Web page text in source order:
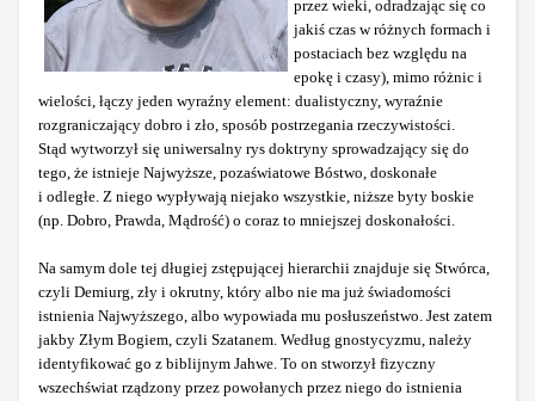
przez wieki, odradzając się co
jakiś czas w różnych formach i
postaciach bez względu na
epokę i czasy), mimo różnic i
wielości, łączy jeden wyraźny element: dualistyczny, wyraźnie
rozgraniczający dobro i zło, sposób postrzegania rzeczywistości.
Stąd wytworzył się uniwersalny rys doktryny sprowadzający się do
tego, że istnieje Najwyższe, pozaświatowe Bóstwo, doskonałe
i odległe. Z niego wypływają niejako wszystkie, niższe byty boskie
(np. Dobro, Prawda, Mądrość) o coraz to mniejszej doskonałości.
Na samym dole tej długiej zstępującej hierarchii znajduje się Stwórca,
czyli Demiurg, zły i okrutny, który albo nie ma już świadomości
istnienia Najwyższego, albo wypowiada mu posłuszeństwo. Jest zatem
jakby Złym Bogiem, czyli Szatanem. Według gnostycyzmu, należy
identyfikować go z biblijnym Jahwe. To on stworzył fizyczny
wszechświat rządzony przez powołanych przez niego do istnienia